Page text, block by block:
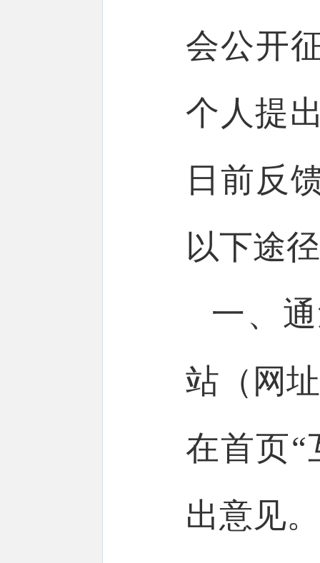
会公开
个人提
日前反
以下途
一、
站（网
在首页“
出意见。